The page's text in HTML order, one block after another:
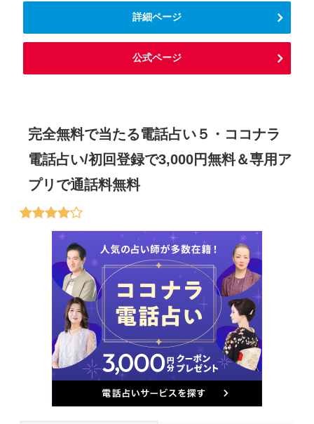
詳細ページ
公式ページ
完全無料で当たる電話占い５・ココナラ
電話占い/初回登録で3,000円無料＆専用ア
プリで通話料無料